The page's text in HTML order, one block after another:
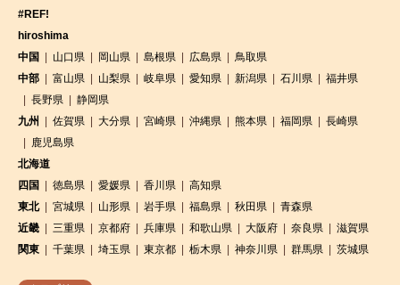
#REF!
hiroshima
中国
山口県 岡山県 島根県 広島県
鳥取県
中部
富山県 山梨県 岐阜県 愛知県 新潟県 石川県
福井県
長野県
静岡県
九州
佐賀県 大分県 宮崎県 沖縄県 熊本県 福岡県
長崎県
鹿児島県
北海道
四国
徳島県 愛媛県 香川県
高知県
東北
宮城県 山形県 岩手県 福島県 秋田県
青森県
近畿
三重県 京都府 兵庫県 和歌山県 大阪府 奈良県
滋賀県
関東
千葉県 埼玉県 東京都 栃木県 神奈川県 群馬県 茨城県